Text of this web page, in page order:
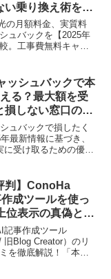
い乗り換え術を解
の月額料金、実質料
ュバックを【2025年
。工事費無料キャン
ッシュバックで本
る？最大額を受
損しない窓口の選
ュバックで損したく
最新情報に基づき、
受け取るための優良
判】ConoHa
成ツールを使っ
位表示の真偽と口
ュー
記事作成ツール
旧Blog Creator）のリ
を徹底解説！「本当